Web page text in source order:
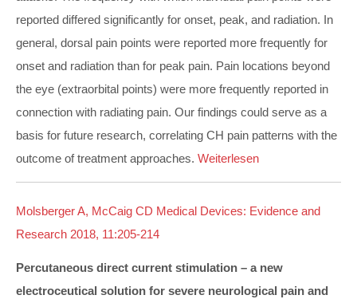
reported differed significantly for onset, peak, and radiation. In
general, dorsal pain points were reported more frequently for
onset and radiation than for peak pain. Pain locations beyond
the eye (extraorbital points) were more frequently reported in
connection with radiating pain. Our findings could serve as a
basis for future research, correlating CH pain patterns with the
outcome of treatment approaches. Weiterlesen
Molsberger A, McCaig CD Medical Devices: Evidence and
Research 2018, 11:205-214
Percutaneous direct current stimulation – a new
electroceutical solution for severe neurological pain and